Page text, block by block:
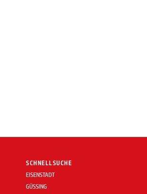
SCHNELLSUCHE
EISENSTADT
GÜSSING